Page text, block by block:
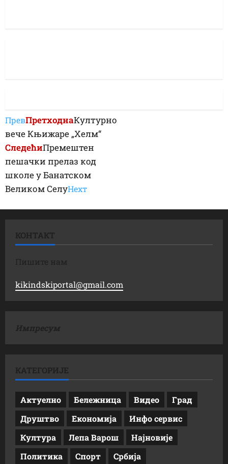
ПревПретходнаКултурно
вече Књижаре „Хелм“
СледећиПремештен
пешачки прелаз код
школе у Банатском
Великом СелуНеxт
КОНТАКТ
Пишите нам
kikindskiportal@gmail.com
Импресум
КАТЕГОРИЈЕ
Актуелно Бележница Видео
Град
Друштво
Економија
Инфо сервис
Култура
Лепа Варош
Најновије
Политика
Спорт Србија